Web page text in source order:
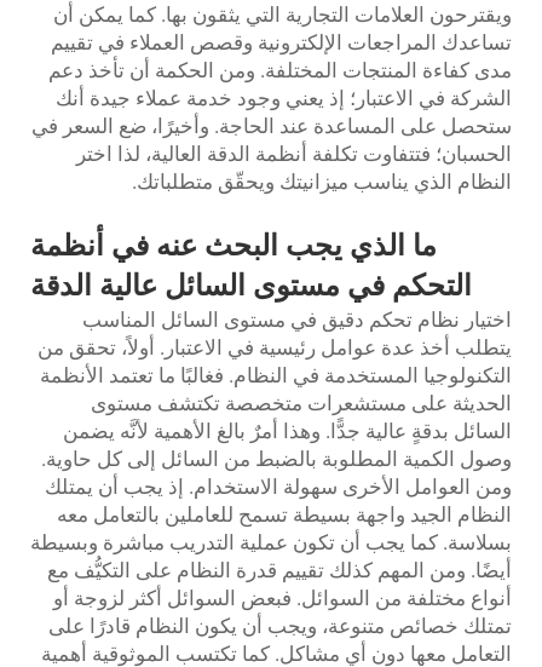
ويقترحون العلامات التجارية التي يثقون بها. كما يمكن أن
تساعدك المراجعات الإلكترونية وقصص العملاء في تقييم
مدى كفاءة المنتجات المختلفة. ومن الحكمة أن تأخذ دعم
الشركة في الاعتبار؛ إذ يعني وجود خدمة عملاء جيدة أنك
ستحصل على المساعدة عند الحاجة. وأخيرًا، ضع السعر في
الحسبان؛ فتتفاوت تكلفة أنظمة الدقة العالية، لذا اختر
النظام الذي يناسب ميزانيتك ويحقّق متطلباتك.
ما الذي يجب البحث عنه في أنظمة
التحكم في مستوى السائل عالية الدقة
اختيار نظام تحكم دقيق في مستوى السائل المناسب
يتطلب أخذ عدة عوامل رئيسية في الاعتبار. أولاً، تحقق من
التكنولوجيا المستخدمة في النظام. فغالبًا ما تعتمد الأنظمة
الحديثة على مستشعرات متخصصة تكتشف مستوى
السائل بدقةٍ عالية جدًّا. وهذا أمرٌ بالغ الأهمية لأنَّه يضمن
وصول الكمية المطلوبة بالضبط من السائل إلى كل حاوية.
ومن العوامل الأخرى سهولة الاستخدام. إذ يجب أن يمتلك
النظام الجيد واجهة بسيطة تسمح للعاملين بالتعامل معه
بسلاسة. كما يجب أن تكون عملية التدريب مباشرة وبسيطة
أيضًا. ومن المهم كذلك تقييم قدرة النظام على التكيُّف مع
أنواع مختلفة من السوائل. فبعض السوائل أكثر لزوجة أو
تمتلك خصائص متنوعة، ويجب أن يكون النظام قادرًا على
التعامل معها دون أي مشاكل. كما تكتسب الموثوقية أهمية